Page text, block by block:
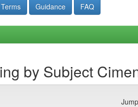
Terms Guidance FAQ
by Subject